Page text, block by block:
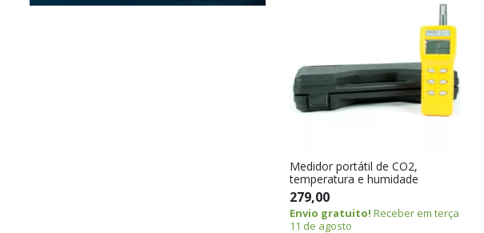
Medidor portátil de CO2,
temperatura e humidade
279,00
Envio gratuito! Receber em terça
11 de agosto